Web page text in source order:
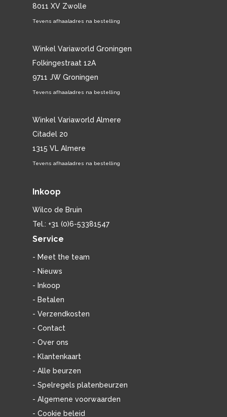
8011 XV Zwolle
Tevens afhaaladres na bestelling
Winkel Variaworld Groningen
Folkingestraat 12A
9711 JW Groningen
Tevens afhaaladres na bestelling
Winkel Variaworld Almere
Citadel 20
1315 VL Almere
Tevens afhaaladres na bestelling
Inkoop
Wilco de Bruin
Tel.: +31 (0)6-53381547
Service
- Meet the team
- Nieuws
- Inkoop
- Betalen
- Verzendkosten
- Contact
- Over ons
- Klantenkaart
- Alle beurzen
- Spelregels platenbeurzen
- Algemene voorwaarden
- Cookie beleid